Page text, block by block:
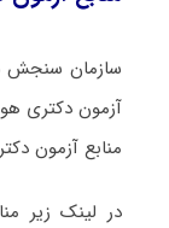
سازمان سنجش
آزمون دکتری
منابع آزمون
در لینک زیر